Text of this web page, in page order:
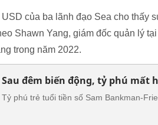
của ba lãnh đạo Sea cho thấy
Shawn Yang, giám đốc quản lý
trong năm 2022.
Sau đêm biến động, tỷ phú mất
Tỷ phú trẻ tuổi tiền số Sam Bankman-